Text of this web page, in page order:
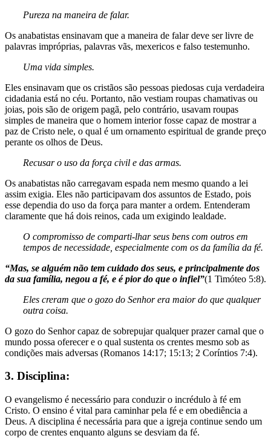
Pureza na maneira de falar.
Os anabatistas ensinavam que a maneira de falar deve ser livre de
palavras impróprias, palavras vãs, mexericos e falso testemunho.
Uma vida simples.
Eles ensinavam que os cristãos são pessoas piedosas cuja verdadeira
cidadania está no céu. Portanto, não vestiam roupas chamativas ou
joias, pois são de origem pagã, pelo contrário, usavam roupas
simples de maneira que o homem interior fosse capaz de mostrar a
paz de Cristo nele, o qual é um ornamento espiritual de grande preço
perante os olhos de Deus.
Recusar o uso da força civil e das armas.
Os anabatistas não carregavam espada nem mesmo quando a lei
assim exigia. Eles não participavam dos assuntos de Estado, pois
esse dependia do uso da força para manter a ordem. Entenderam
claramente que há dois reinos, cada um exigindo lealdade.
O compromisso de comparti-lhar seus bens com outros em
tempos de necessidade, especialmente com os da família da fé.
“Mas, se alguém não tem cuidado dos seus, e principalmente dos
da sua família, negou a fé, e é pior do que o infiel”(1 Timóteo 5:8).
Eles creram que o gozo do Senhor era maior do que qualquer
outra coisa.
O gozo do Senhor capaz de sobrepujar qualquer prazer carnal que o
mundo possa oferecer e o qual sustenta os crentes mesmo sob as
condições mais adversas (Romanos 14:17; 15:13; 2 Coríntios 7:4).
3. Disciplina:
O evangelismo é necessário para conduzir o incrédulo à fé em
Cristo. O ensino é vital para caminhar pela fé e em obediência a
Deus. A disciplina é necessária para que a igreja continue sendo um
corpo de crentes enquanto alguns se desviam da fé.